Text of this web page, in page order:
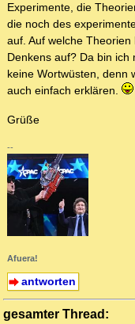
Experimente, die
die noch des
auf. Auf welche
Denkens auf? Da bin
keine Wortwüsten, denn
auch einfach erklären.
Grüße
--
Afuera!
antworten
gesamter Thread: